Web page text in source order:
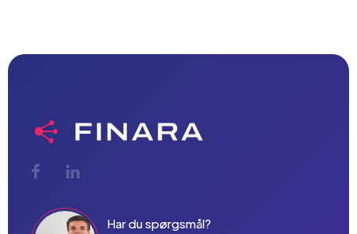
Har du spørgsmål?